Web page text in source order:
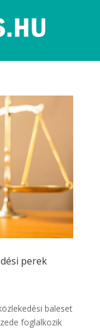
perek
baleset
foglalkozik